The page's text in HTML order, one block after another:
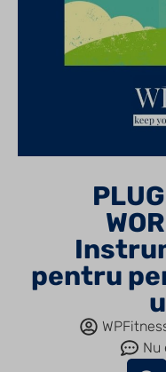
pentru
Nu